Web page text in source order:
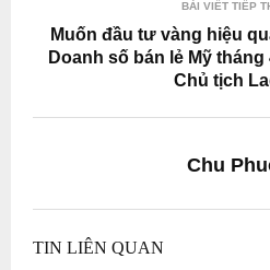
BÀI VIẾT TIẾP
Muốn đầu tư vàng hiệu
Doanh số bán lẻ Mỹ
Chủ tịch
Chu
TIN LIÊN QUAN